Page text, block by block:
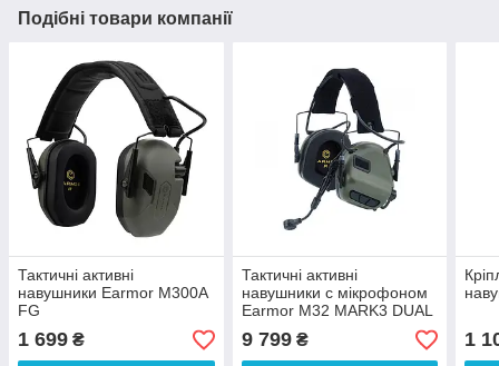
Подібні товари компанії
Тактичні активні
навушники Earmor M300A
FG
1 699 ₴
Тактичні активні
навушники c мікрофоном
Earmor M32 MARK3 DUAL
COM (FG) Olive
9 799₴ 1